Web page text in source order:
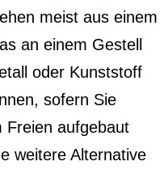
meist aus einem
an einem Gestell
oder Kunststoff
sofern Sie
Freien aufgebaut
weitere Alternative